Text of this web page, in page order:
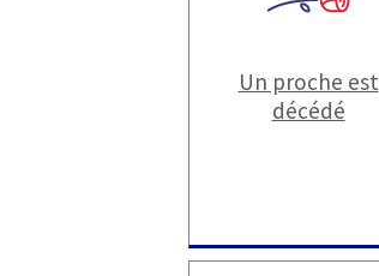
Un proche est
décédé